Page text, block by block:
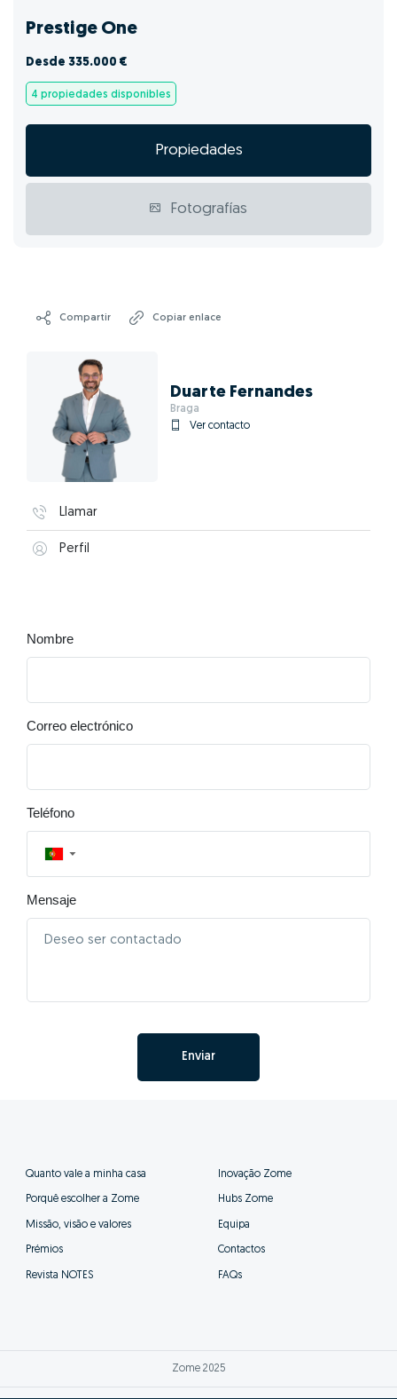
Prestige One
Desde 335.000 €
4 propiedades disponibles
Propiedades
Fotografías
Compartir Copiar enlace
Duarte Fernandes
Braga
Ver contacto
Llamar
Perfil
Nombre
Correo electrónico
Teléfono
▼
Mensaje
Enviar
Quanto vale a minha casa
Porquê escolher a Zome
Missão, visão e valores
Prémios
Revista NOTES
Inovação Zome
Hubs Zome
Equipa
Contactos
FAQs
Zome 2025